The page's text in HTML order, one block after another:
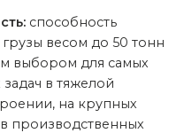
способность
весом до 50 тонн
выбором для самых
в тяжелой
на крупных
производственных